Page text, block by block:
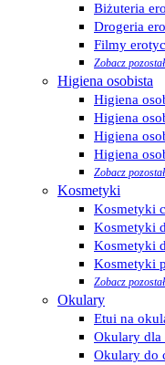
Biżuteria
Drogeria
Filmy
Zobacz
Higiena osobista
Higiena
Higiena
Higiena
Higiena
Zobacz
Kosmetyki
Kosmetyki
Kosmetyki
Kosmetyki
Kosmetyki
Zobacz
Okulary
Etui na
Okulary dla
Okulary do